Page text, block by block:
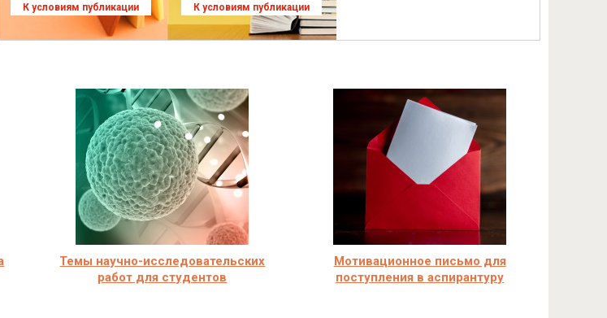
К условиям публикации К условиям публикации
Темы научно-исследовательских
работ для студентов
Мотивационное письмо для
поступления в аспирантуру